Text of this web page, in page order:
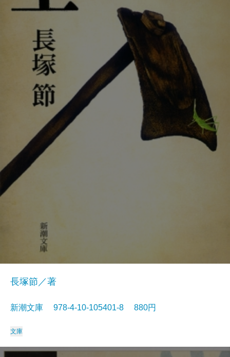
長塚節／著
新潮文庫 978-4-10-105401-8 880円
文庫